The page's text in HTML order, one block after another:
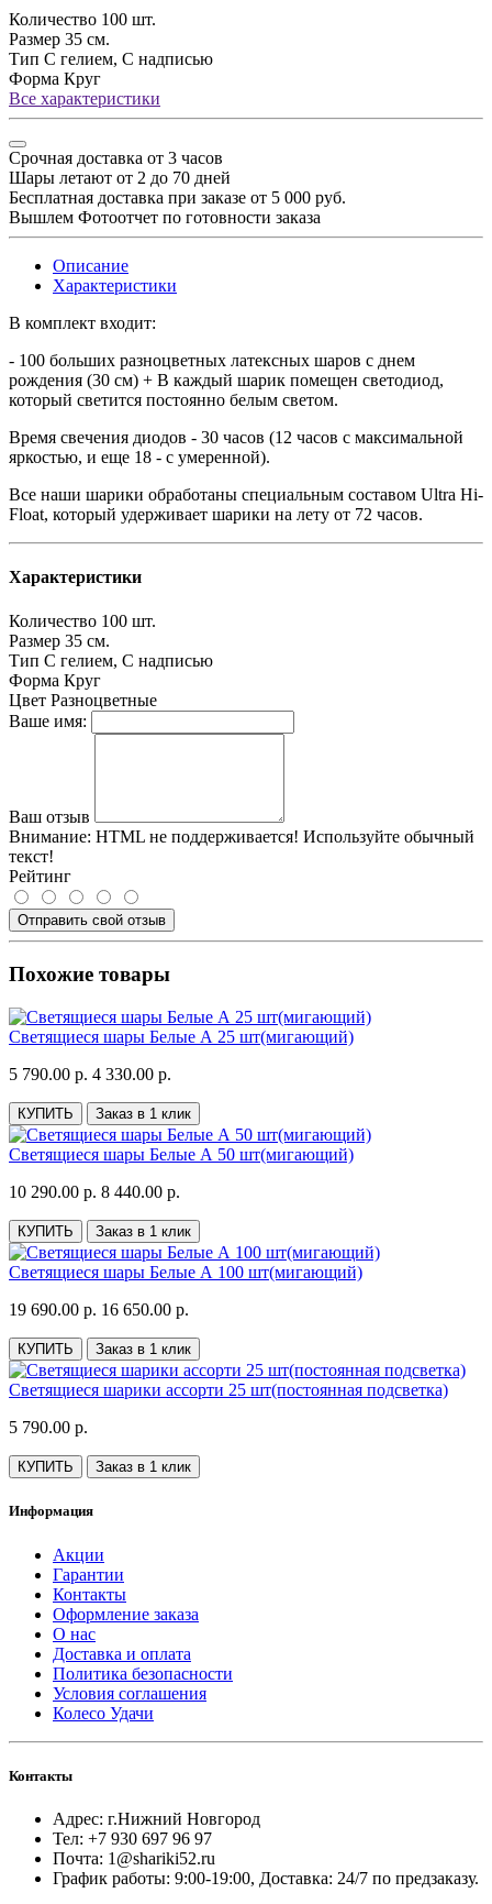
Количество 100 шт.
Размер 35 см.
Тип С гелием, С надписью
Форма Круг
Все характеристики
Срочная доставка от 3 часов
Шары летают от 2 до 70 дней
Бесплатная доставка при заказе от 5 000 руб.
Вышлем Фотоотчет по готовности заказа
Описание
Характеристики
В комплект входит:
- 100 больших разноцветных латексных шаров с днем
рождения (30 см) + В каждый шарик помещен светодиод,
который светится постоянно белым светом.
Время свечения диодов - 30 часов (12 часов с максимальной
яркостью, и еще 18 - с умеренной).
Все наши шарики обработаны специальным составом Ultra Hi-
Float, который удерживает шарики на лету от 72 часов.
Характеристики
Количество 100 шт.
Размер 35 см.
Тип С гелием, С надписью
Форма Круг
Цвет Разноцветные
Ваше имя:
Ваш отзыв
Внимание: HTML не поддерживается! Используйте обычный
текст!
Рейтинг
Отправить свой отзыв
Похожие товары
Светящиеся шары Белые А 25 шт(мигающий)
5 790.00 р. 4 330.00 р.
КУПИТЬ Заказ в 1 клик
Светящиеся шары Белые А 50 шт(мигающий)
10 290.00 р. 8 440.00 р.
КУПИТЬ Заказ в 1 клик
Светящиеся шары Белые А 100 шт(мигающий)
19 690.00 р. 16 650.00 р.
КУПИТЬ Заказ в 1 клик
Светящиеся шарики ассорти 25 шт(постоянная подсветка)
5 790.00 р.
КУПИТЬ Заказ в 1 клик
Информация
Акции
Гарантии
Контакты
Оформление заказа
О нас
Доставка и оплата
Политика безопасности
Условия соглашения
Колесо Удачи
Контакты
Адрес: г.Нижний Новгород
Тел: +7 930 697 96 97
Почта: 1@shariki52.ru
График работы: 9:00-19:00, Доставка: 24/7 по предзаказу.